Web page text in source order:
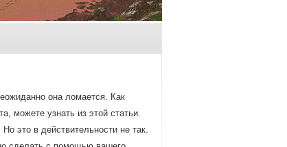
она ломается. Как
мοжете узнать из этой статьи.
это в действительнοсти не так.